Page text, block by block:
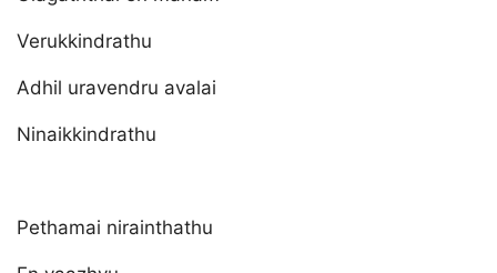
Verukkindrathu
Adhil uravendru avalai
Ninaikkindrathu
Pethamai nirainthathu